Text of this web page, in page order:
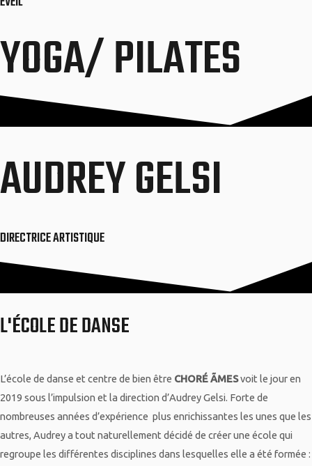
YOGA/ PILATES
AUDREY GELSI
DIRECTRICE ARTISTIQUE
L'ÉCOLE DE DANSE
L’école de danse et centre de bien être CHORÉ ÃMESvoit le jour en
2019 sous l’impulsion et la direction d’Audrey Gelsi. Forte de
nombreuses années d’expérience plus enrichissantes les unes que les
autres, Audrey a tout naturellement décidé de créer une école qui
regroupe les différentes disciplines dans lesquelles elle a été formée :